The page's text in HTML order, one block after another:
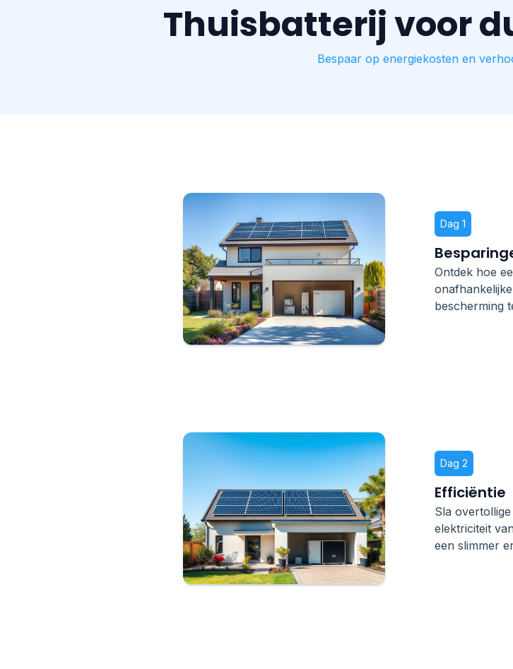
Thuisbatterij voor
Bespaar op energiekosten en
Dag 1
Ontdek hoe
bescherming
Dag 2
Efficiëntie
Sla
elektriciteit
een slimmer